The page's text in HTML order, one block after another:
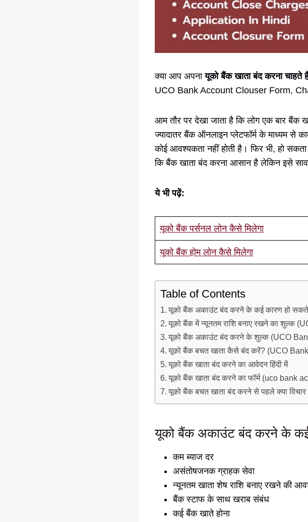
क्या आप अपनायूको बैंक खाता बंद करना चाहते
UCO Bank Account Clouser Form,
आम तौर पर देखा जाता है कि लोग एक बार
ज्यादातर बैंक ऑनलाइन प्लेटफॉर्म के माध्यम से
कोई आवश्यकता नहीं होती है। फिर भी, हो
कि बैंक खाता बंद करना आसान है लेकिन इसे
ये भी पढ़ें:
यूको बैंक पर्सनल लोन कैसे मिलेगा
यूको बैंक होम लोन कैसे मिलेगा
Table of Contents
यूको बैंक अकाउंट बंद करने के कई कारण हो
यूको बैंक में न्यूनतम राशि बनाए रखने का शुल्क
यूको बैंक अकाउंट बंद करने के शुल्क (UCO
यूको बैंक बचत खाता कैसे बंद करें? (UCO
यूको बैंक खाता बंद करने का आवेदन हिंदी में
यूको बैंक खाता बंद करने का फॉर्म (uco bank
यूको बैंक बचत खाता बंद करने से पहले क्या
यूको बैंक अकाउंट बंद करने के
कम ब्याज दर
असंतोषजनक ग्राहक सेवा
न्यूनतम खाता शेष राशि बनाए रखने की
बैंक स्टाफ के साथ खराब संबंध
कई बैंक खाते होना